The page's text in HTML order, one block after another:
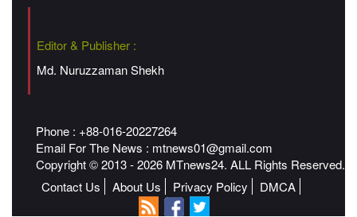
Editor & Publisher :
Md. Nuruzzaman Shekh
Phone : +88-016-20227264
Email For The News : mtnews01@gmail.com
Copyright © 2013 - 2026 MTnews24. ALL Rights Reserved.
Contact Us
About Us Privacy Policy DMCA